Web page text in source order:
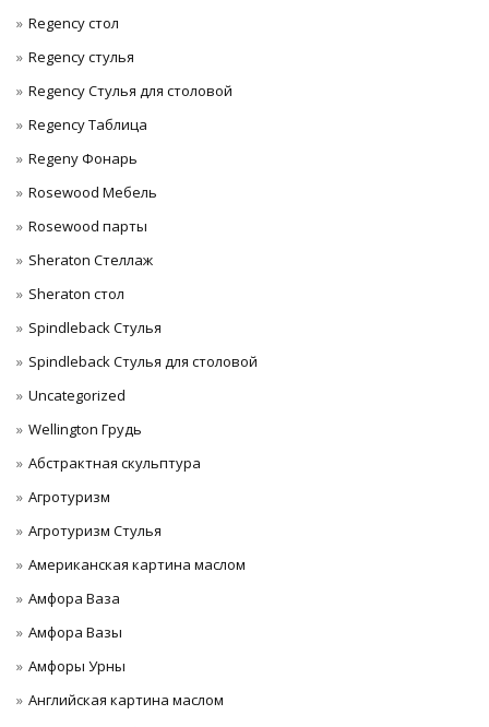
Regency стол
Regency стулья
Regency Стулья для столовой
Regency Таблица
Regeny Фонарь
Rosewood Мебель
Rosewood парты
Sheraton Стеллаж
Sheraton стол
Spindleback Стулья
Spindleback Стулья для столовой
Uncategorized
Wellington Грудь
Абстрактная скульптура
Агротуризм
Агротуризм Стулья
Американская картина маслом
Амфора Ваза
Амфора Вазы
Амфоры Урны
Английская картина маслом